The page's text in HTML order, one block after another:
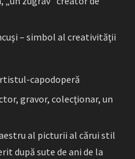
– simbol al creativităţii
capodoperă
gravor, colecţionar, un
al picturii al cărui stil
după sute de ani de la